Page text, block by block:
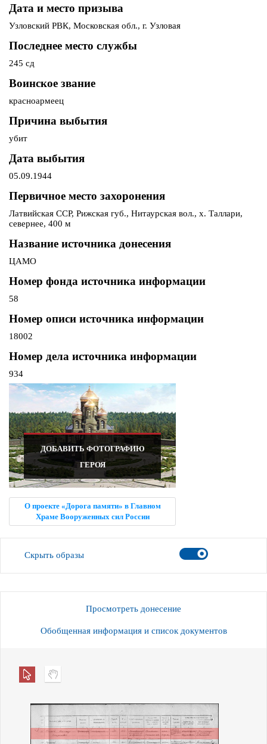
Дата и место призыва
Узловский РВК, Московская обл., г. Узловая
Последнее место службы
245 сд
Воинское звание
красноармеец
Причина выбытия
убит
Дата выбытия
05.09.1944
Первичное место захоронения
Латвийская ССР, Рижская губ., Нитаурская вол., х. Таллари,
севернее, 400 м
Название источника донесения
ЦАМО
Номер фонда источника информации
58
Номер описи источника информации
18002
Номер дела источника информации
934
ДОБАВИТЬ ФОТОГРАФИЮ
ГЕРОЯ
О проекте «Дорога памяти» в Главном
Храме Вооруженных сил России
Скрыть образы
Просмотреть донесение
Обобщенная информация и список документов